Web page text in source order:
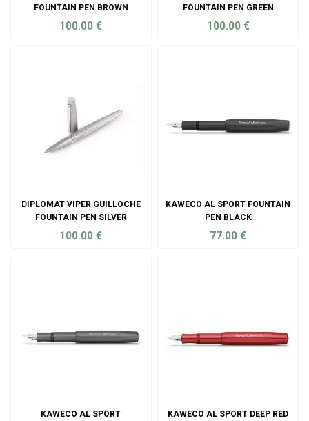
FOUNTAIN PEN BROWN
100.00€
FOUNTAIN PEN GREEN
100.00 €
DIPLOMAT VIPER GUILLOCHE
FOUNTAIN PEN SILVER
100.00€
KAWECO AL SPORT FOUNTAIN
PEN BLACK
77.00€
KAWECO AL SPORT
KAWECO AL SPORT DEEP RED